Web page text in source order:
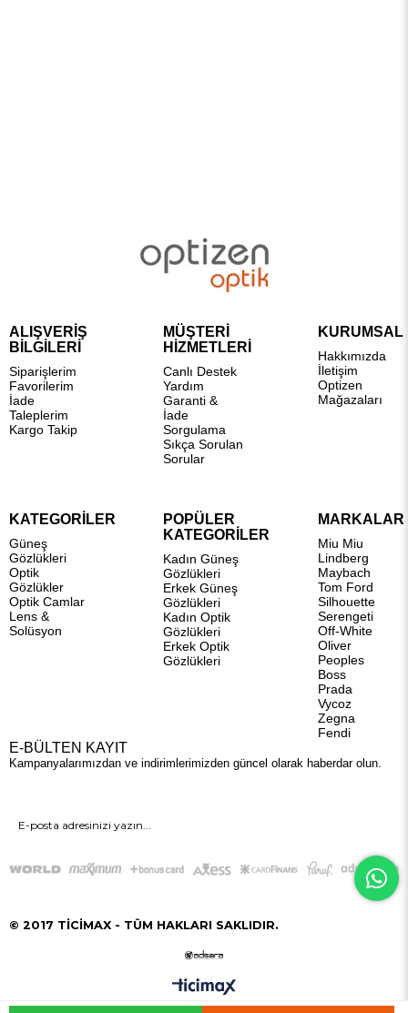
ALIŞVERİŞ
BİLGİLERİ
Siparişlerim
Favorilerim
İade
Taleplerim
Kargo Takip
MÜŞTERİ
HİZMETLERİ
Canlı Destek
Yardım
Garanti &
İade
Sorgulama
Sıkça Sorulan
Sorular
KURUMSAL
Hakkımızda
İletişim
Optizen
Mağazaları
KATEGORİLER
Güneş
Gözlükleri
Optik
Gözlükler
Optik Camlar
Lens &
Solüsyon
POPÜLER
KATEGORİLER
Kadın Güneş
Gözlükleri
Erkek Güneş
Gözlükleri
Kadın Optik
Gözlükleri
Erkek Optik
Gözlükleri
MARKALAR
Miu Miu
Lindberg
Maybach
Tom Ford
Silhouette
Serengeti
Off-White
Oliver
Peoples
Boss
Prada
Vycoz
Zegna
Fendi
E-BÜLTEN KAYIT
Kampanyalarımızdan ve indirimlerimizden güncel olarak haberdar olun.
GÖNDER
© 2017 TİCİMAX - TÜM HAKLARI SAKLIDIR.